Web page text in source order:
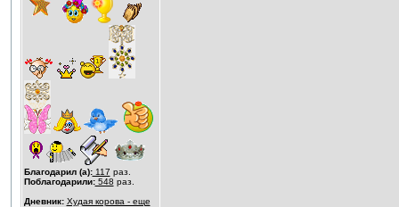
Благодарил (а):117 раз.
Поблагодарили:548 раз.
Дневник: Худая корова - еще